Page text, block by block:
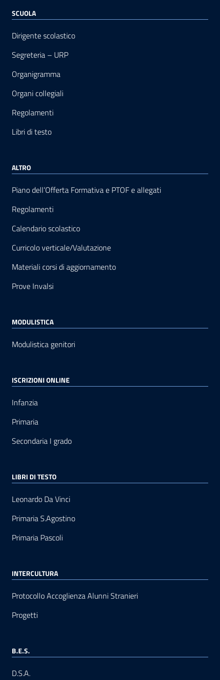
SCUOLA
Dirigente scolastico
Segreteria – URP
Organigramma
Organi collegiali
Regolamenti
Libri di testo
ALTRO
Piano dell’Offerta Formativa e PTOF e allegati
Regolamenti
Calendario scolastico
Curricolo verticale/Valutazione
Materiali corsi di aggiornamento
Prove Invalsi
MODULISTICA
Modulistica genitori
ISCRIZIONI ONLINE
Infanzia
Primaria
Secondaria I grado
LIBRI DI TESTO
Leonardo Da Vinci
Primaria S.Agostino
Primaria Pascoli
INTERCULTURA
Protocollo Accoglienza Alunni Stranieri
Progetti
B.E.S.
D.S.A.